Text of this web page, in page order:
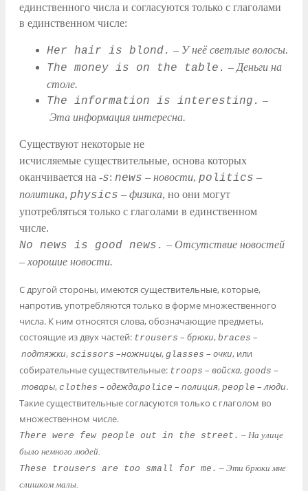
единственного числа и согласуются только с глаголами
в единственном числе:
Her hair is blond. – У неё светлые волосы.
The money is on the table. – Деньги на
столе.
The information is interesting. –
Эта информация интересна.
Существуют некоторые не
исчисляемые существительные, основа которых
оканчивается на -s: news – новости, politics –
политика, physics – физика, но они могут
употребляться только с глаголами в единственном
числе.
No news is good news. – Отсутствие новостей
– хорошие новости.
С другой стороны, имеются существительные, которые,
напротив, употребляются только в форме множественного
числа. К ним относятся слова, обозначающие предметы,
состоящие из двух частей: trousers – брюки, braces –
подтяжки, scissors –ножницы, glasses – очки, или
собирательные существительные: troops – войска, goods –
товары, сlothes – одежда,police – полиция, people – люди.
Такие существительные согласуются только с глаголом во
множественном числе.
There were few people out in the street. – На улице
было немного людей.
These trousers are too small for me. – Эти брюки мне
слишком малы.